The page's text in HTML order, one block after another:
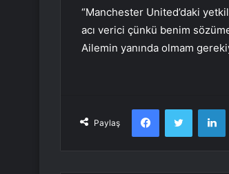
“Manchester United’daki
acı verici çünkü benim
Ailemin yanında olmam
Paylaş
FacebookTwitter